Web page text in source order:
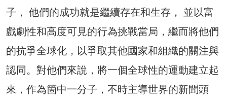
子， 他們的成功就是繼續存在和生存， 並以富
戲劇性和高度可見的行為挑戰當局，繼而將他們
的抗爭全球化，以爭取其他國家和組織的關注與
認同。對他們來說，將一個全球性的運動建立起
來，作為箇中一分子，不時主導世界的新聞頭